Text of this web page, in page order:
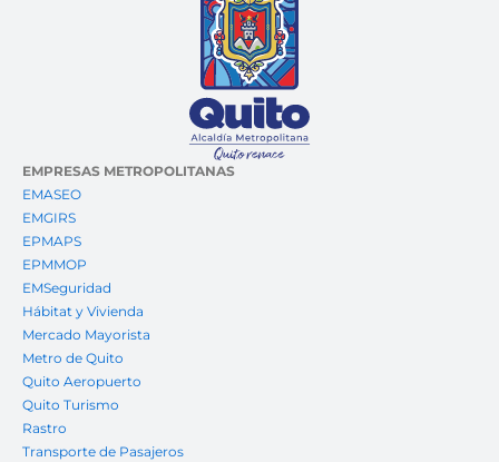
EMPRESAS METROPOLITANAS
EMASEO
EMGIRS
EPMAPS
EPMMOP
EMSeguridad
Hábitat y Vivienda
Mercado Mayorista
Metro de Quito
Quito Aeropuerto
Quito Turismo
Rastro
Transporte de Pasajeros